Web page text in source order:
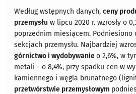
Według wstępnych danych,ceny
przemysłu w lipcu 2020 r. wzrosły o
poprzednim miesiącem. Podniesiono
sekcjach przemysłu. Najbardziej
górnictwo i wydobywanieo 2,6%, w
metali - o 8,4%, przy spadku cen w
kamiennego i węgla brunatnego
przetwórstwie przemysłowym